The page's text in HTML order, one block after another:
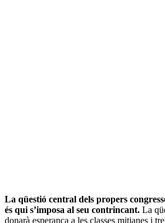
La qüestió central dels propers
és qui s’imposa al seu contrincant. La
donarà esperança a les classes mitjanes i